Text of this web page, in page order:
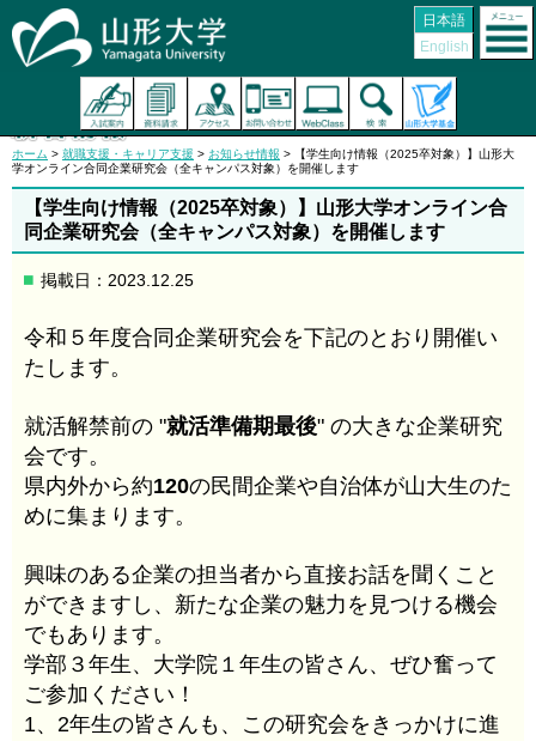
日本語
English
ホーム > 就職支援・キャリア支援 > お知らせ情報 > 【学生向け情報（2025卒対象）】山形大
学オンライン合同企業研究会（全キャンパス対象）を開催します
【学生向け情報（2025卒対象）】山形大学オンライン合
同企業研究会（全キャンパス対象）を開催します
掲載日：2023.12.25
令和５年度合同企業研究会を下記のとおり開催い
たします。
就活解禁前の "就活準備期最後" の大きな企業研究
会です。
県内外から約120の民間企業や自治体が山大生のた
めに集まります。
興味のある企業の担当者から直接お話を聞くこと
ができますし、新たな企業の魅力を見つける機会
でもあります。
学部３年生、大学院１年生の皆さん、ぜひ奮って
ご参加ください！
1、2年生の皆さんも、この研究会をきっかけに進